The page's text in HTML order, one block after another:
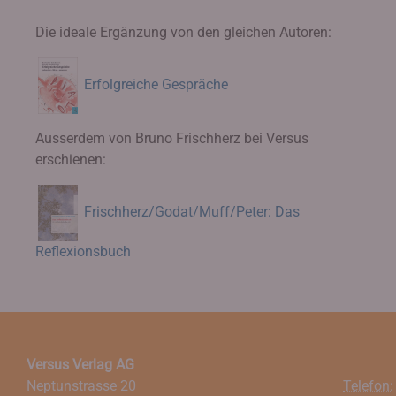
Die ideale Ergänzung von den gleichen Autoren:
Erfolgreiche Gespräche
Ausserdem von Bruno Frischherz bei Versus
erschienen:
Frischherz/Godat/Muff/Peter: Das
Reflexionsbuch
Versus Verlag AG
Neptunstrasse 20
Telefon: